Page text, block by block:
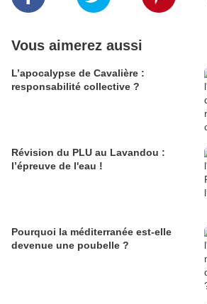
Vous aimerez aussi
L’apocalypse de Cavalière :
responsabilité collective ?
Révision du PLU au Lavandou :
l’épreuve de l'eau !
Pourquoi la méditerranée est-elle
devenue une poubelle ?